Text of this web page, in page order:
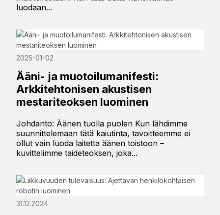
luodaan...
2025-01-02
Ääni- ja muotoilumanifesti:
Arkkitehtonisen akustisen
mestariteoksen luominen
Johdanto: Äänen tuolla puolen Kun lähdimme
suunnittelemaan tätä kaiutinta, tavoitteemme ei
ollut vain luoda laitetta äänen toistoon –
kuvittelimme taideteoksen, joka...
31.12.2024